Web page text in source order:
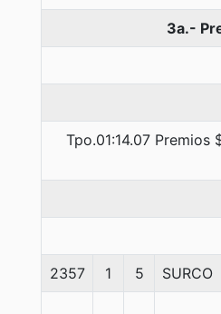
3a.-
Tpo.01:14.07
2357 1 5 SURCO